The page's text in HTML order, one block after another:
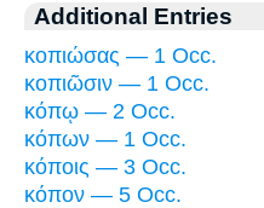
Additional Entries
κοπιώσας — 1 Occ.
κοπιῶσιν — 1 Occ.
κόπῳ — 2 Occ.
κόπων — 1 Occ.
κόποις — 3 Occ.
κόπον — 5 Occ.